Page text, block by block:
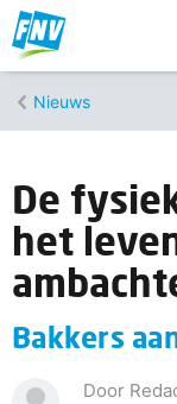
Nieuws
De
het
Bakkers
Door